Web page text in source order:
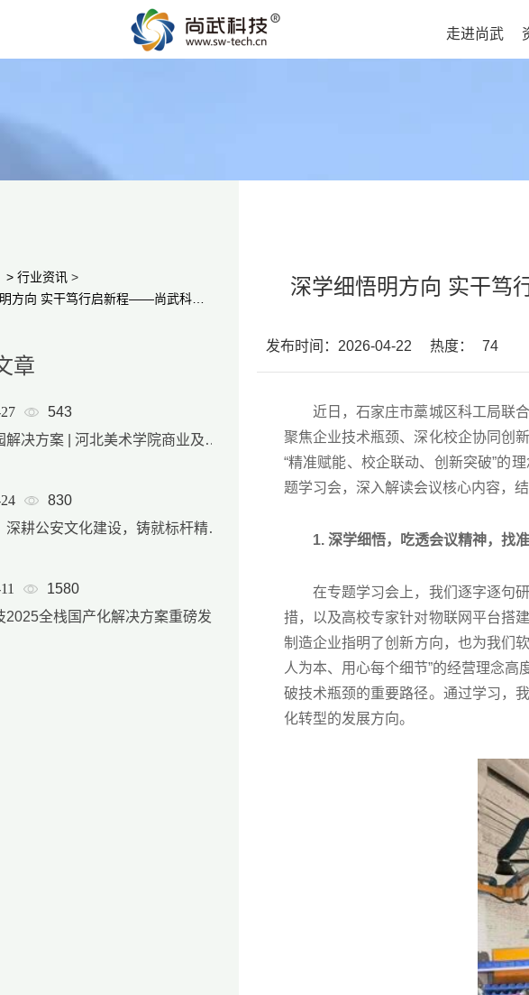
走进尚武
>行业资讯 >
章
543
智慧校园解决方案 | 河北美术学院商业及后勤产品服务体系
830
尚品牌：深耕公安文化建设，铸就标杆精品项目
1580
深学细悟明方向 实干笃
发布时间：2026-04-22 热度： 74
近日，石家庄市藁城区科工局联合
聚焦企业技术瓶颈、深化校企协同创
“精准赋能、校企联动、创新突破”的
题学习会，深入解读会议核心内容，
1. 深学细悟，吃透会议精神，找准
在专题学习会上，我们逐字逐句研
措，以及高校专家针对物联网平台搭
制造企业指明了创新方向，也为我们
人为本、用心每个细节”的经营理念
破技术瓶颈的重要路径。通过学习，
化转型的发展方向。